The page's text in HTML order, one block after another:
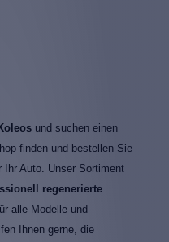
und suchen einen
finden und bestellen Sie
Ihr Auto. Unser Sortiment
regenerierte
alle Modelle und
Ihnen gerne, die